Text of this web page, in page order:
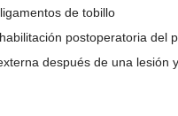
de tobillo
postoperatoria del
después de una lesión